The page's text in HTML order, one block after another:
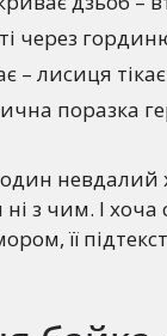
через
– лисиця
поразка
невдалий
з чим. І хоча
її